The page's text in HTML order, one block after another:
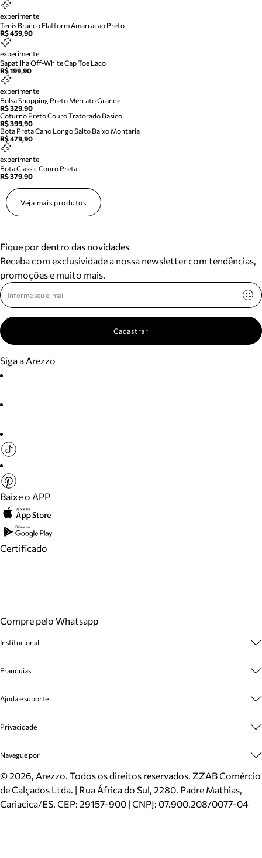
experimente
Tenis Branco Flatform Amarracao Preto
R$ 459,90
experimente
Sapatilha Off-White Cap Toe Laco
R$ 199,90
experimente
Bolsa Shopping Preto Mercato Grande
R$ 329,90
Coturno Preto Couro Tratorado Basico
R$ 399,90
Bota Preta Cano Longo Salto Baixo Montaria
R$ 479,90
experimente
Bota Classic Couro Preta
R$ 379,90
Veja mais produtos
Fique por dentro das novidades
Receba com exclusividade a nossa newsletter com tendências,
promoções e muito mais.
Cadastrar
Siga a Arezzo
Baixe o APP
Certificado
Compre pelo Whatsapp
Institucional
Cashback
Venda Corporativa
Mapa do Site
Inverno
Mundo Arezzo
Franquias
Plano de Negócio
Ajuda e suporte
Cadastro
Meus Pedidos
Trocas e Devoluções
Cartão Presente
Localizador de lojas
Privacidade
Politica e Privacidade
Navegue por
Sapatos
Bolsas
Scarpins
©2026, Arezzo. Todos os direitos reservados. ZZAB Comércio
de Calçados Ltda. | Rua África do Sul, 2280. Padre Mathias,
Cariacica/ES. CEP: 29157-900 | CNPJ: 07.900.208/0077-04